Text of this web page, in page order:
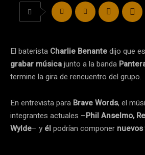
El baterista Charlie Benantedijo que
grabar músicajunto a la banda
termine la gira de rencuentro del grupo.
En entrevista para Brave Words, el
integrantes actuales –Phil Anselmo,
Wylde– y élpodrían componer